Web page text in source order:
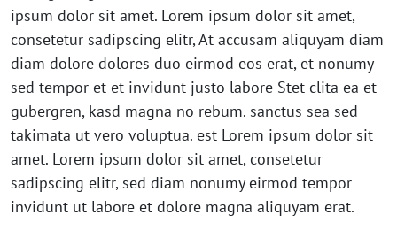
ipsum dolor sit amet. Lorem ipsum dolor sit amet,
consetetur sadipscing elitr, At accusam aliquyam diam
diam dolore dolores duo eirmod eos erat, et nonumy
sed tempor et et invidunt justo labore Stet clita ea et
gubergren, kasd magna no rebum. sanctus sea sed
takimata ut vero voluptua. est Lorem ipsum dolor sit
amet. Lorem ipsum dolor sit amet, consetetur
sadipscing elitr, sed diam nonumy eirmod tempor
invidunt ut labore et dolore magna aliquyam erat.